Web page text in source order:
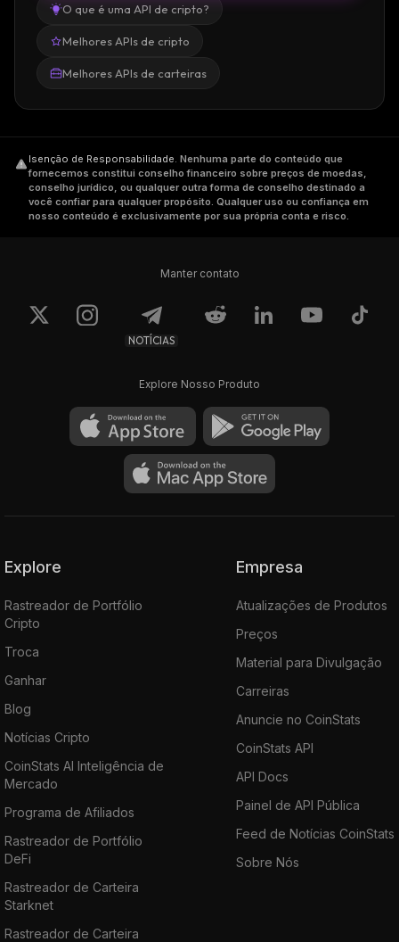
O que é uma API de cripto?
Melhores APIs de cripto
Melhores APIs de carteiras
Isenção de Responsabilidade. Nenhuma parte do conteúdo que
fornecemos constitui conselho financeiro sobre preços de moedas,
conselho jurídico, ou qualquer outra forma de conselho destinado a
você confiar para qualquer propósito. Qualquer uso ou confiança em
nosso conteúdo é exclusivamente por sua própria conta e risco.
Manter contato
NOTÍCIAS
Explore Nosso Produto
Explore
Rastreador de Portfólio
Cripto
Troca
Ganhar
Blog
Notícias Cripto
CoinStats AI Inteligência de
Mercado
Programa de Afiliados
Rastreador de Portfólio
DeFi
Rastreador de Carteira
Starknet
Rastreador de Carteira
Empresa
Atualizações de Produtos
Preços
Material para Divulgação
Carreiras
Anuncie no CoinStats
CoinStats API
API Docs
Painel de API Pública
Feed de Notícias CoinStats
Sobre Nós